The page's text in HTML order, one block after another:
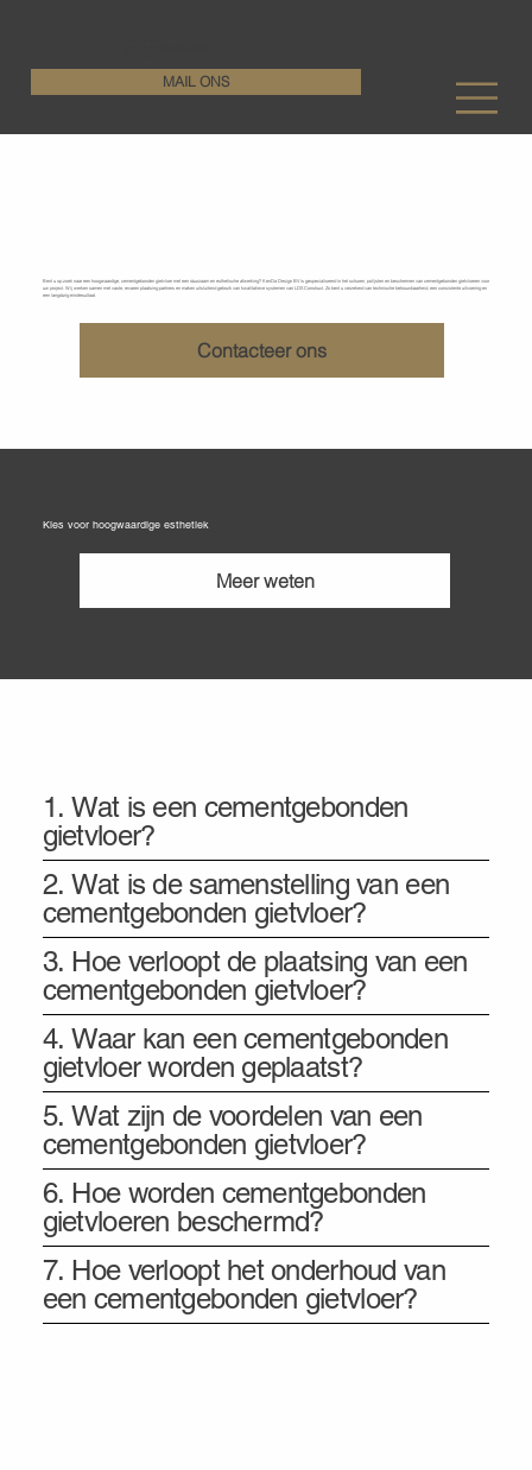
MAIL ONS
Bent u op zoek naar een hoogwaardige, cementgebonden gietvloer met een duurzaam en esthetische afwerking? KenDa Design BV is gespecialiseerd in het schuren, polijsten en beschermen van cementgebonden gietvloeren voor
uw project. Wij werken samen met vaste, ervaren plaatsing partners en maken uitsluitend gebruik van kwalitatieve systemen vanLDS Construct . Zo bent u verzekerd van technische betrouwbaarheid, een consistente uitvoering en
een langdurig eindresultaat.
Contacteer ons
Kies voor hoogwaardige esthetiek
Meer weten
1. Wat is een cementgebonden
gietvloer?
2. Wat is de samenstelling van een
cementgebonden gietvloer?
3. Hoe verloopt de plaatsing van een
cementgebonden gietvloer?
4. Waar kan een cementgebonden
gietvloer worden geplaatst?
5. Wat zijn de voordelen van een
cementgebonden gietvloer?
6. Hoe worden cementgebonden
gietvloeren beschermd?
7. Hoe verloopt het onderhoud van
een cementgebonden gietvloer?